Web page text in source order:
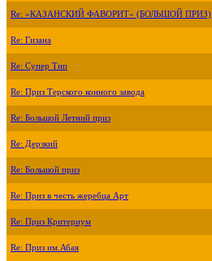
Re: «КАЗАНСКИЙ ФАВОРИТ» (БОЛЬШОЙ ПРИЗ)
Re: Гизана
Re: Супер Тип
Re: Приз Терского конного завода
Re: Большой Летний приз
Re: Дерзкий
Re: Большой приз
Re: Приз в честь жеребца Арт
Re: Приз Критериум
Re: Приз им.Абая